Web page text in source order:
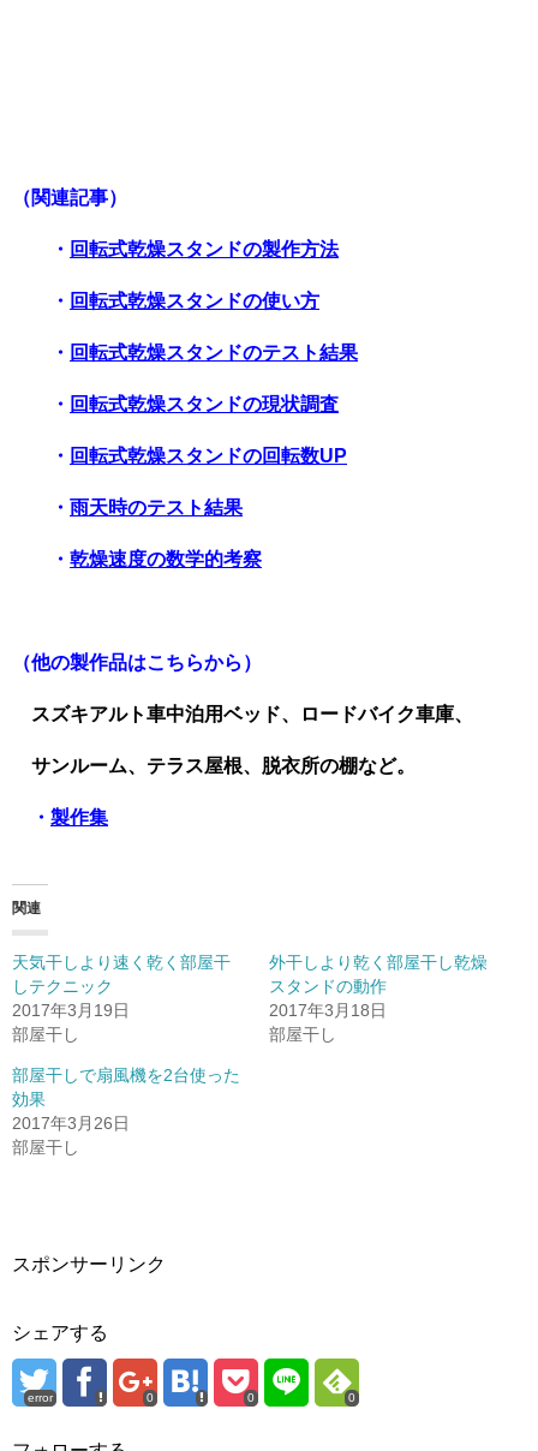
（関連記事）
・ 回転式乾燥スタンドの製作方法
・ 回転式乾燥スタンドの使い方
・ 回転式乾燥スタンドのテスト結果
・ 回転式乾燥スタンドの現状調査
・ 回転式乾燥スタンドの回転数UP
・ 雨天時のテスト結果
・ 乾燥速度の数学的考察
（他の製作品はこちらから）
スズキアルト車中泊用ベッド、ロードバイク車庫、
サンルーム、テラス屋根、脱衣所の棚など。
・ 製作集
関連
天気干しより速く乾く部屋干
しテクニック
2017年3月19日
部屋干し
外干しより乾く部屋干し乾燥
スタンドの動作
2017年3月18日
部屋干し
部屋干しで扇風機を2台使った
効果
2017年3月26日
部屋干し
スポンサーリンク
シェアする
error 0 0 0